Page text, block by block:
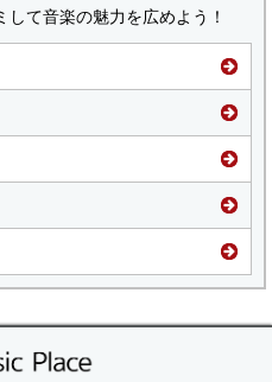
て音楽の魅力を広めよう！